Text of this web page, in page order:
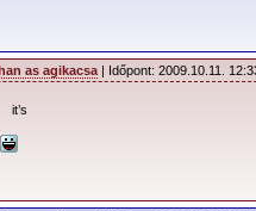
as agikacsa | Időpont: 2009.10.11.
it’s